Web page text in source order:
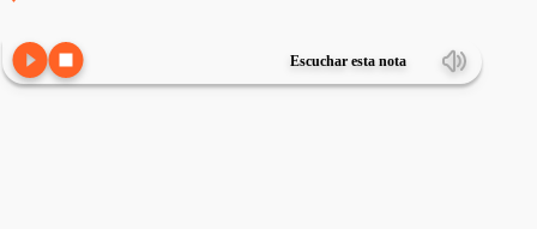
Escuchar esta nota